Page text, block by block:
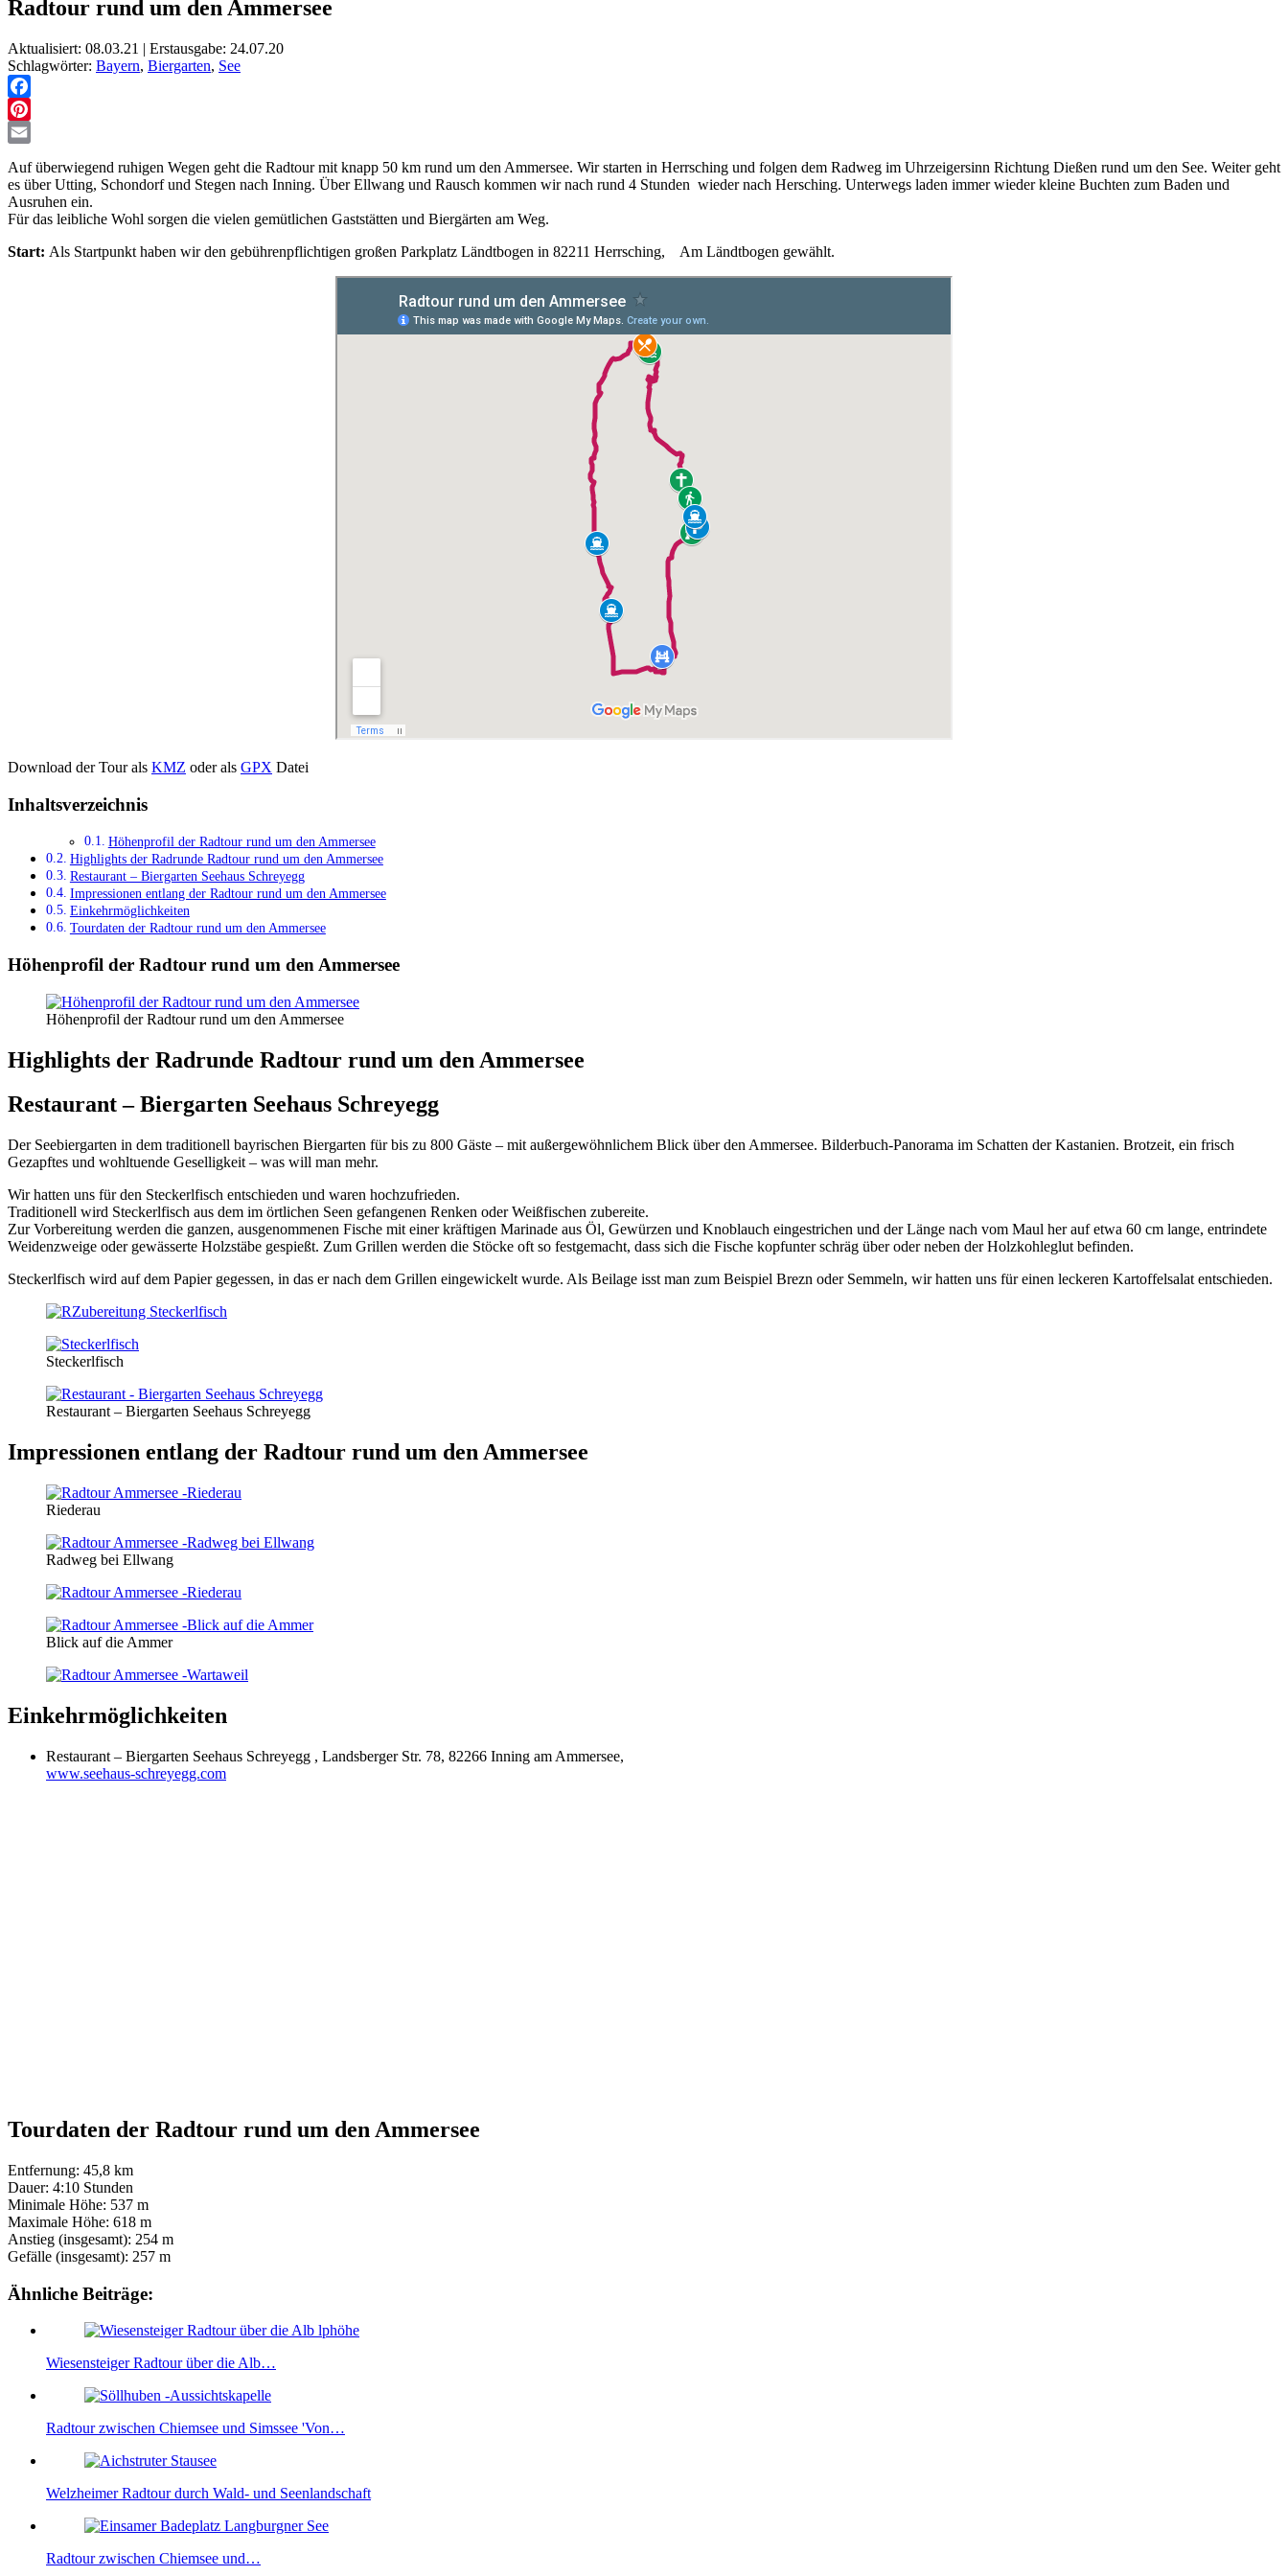
Radtour rund um den Ammersee
Aktualisiert: 08.03.21 | Erstausgabe: 24.07.20
Schlagwörter: Bayern, Biergarten, See
Facebook
Pinterest
Auf überwiegend ruhigen Wegen geht die Radtour mit knapp 50 km rund um den Ammersee. Wir starten in Herrsching und folgen dem Radweg im Uhrzeigersinn Richtung Dießen rund um den See. Weiter geht
es über Utting, Schondorf und Stegen nach Inning. Über Ellwang und Rausch kommen wir nach rund 4 Stunden wieder nach Hersching. Unterwegs laden immer wieder kleine Buchten zum Baden und
Ausruhen ein.
Für das leibliche Wohl sorgen die vielen gemütlichen Gaststätten und Biergärten am Weg.
Start: Als Startpunkt haben wir den gebührenpflichtigen großen Parkplatz Ländtbogen in 82211 Herrsching, Am Ländtbogen gewählt.
Download der Tour als KMZ oder als GPX Datei
Inhaltsverzeichnis
Höhenprofil der Radtour rund um den Ammersee
Highlights der Radrunde Radtour rund um den Ammersee
Restaurant – Biergarten Seehaus Schreyegg
Impressionen entlang der Radtour rund um den Ammersee
Einkehrmöglichkeiten
Tourdaten der Radtour rund um den Ammersee
Höhenprofil der Radtour rund um den Ammersee
Höhenprofil der Radtour rund um den Ammersee
Highlights der Radrunde Radtour rund um den Ammersee
Restaurant – Biergarten Seehaus Schreyegg
Der Seebiergarten in dem traditionell bayrischen Biergarten für bis zu 800 Gäste – mit außergewöhnlichem Blick über den Ammersee. Bilderbuch-Panorama im Schatten der Kastanien. Brotzeit, ein frisch
Gezapftes und wohltuende Geselligkeit – was will man mehr.
Wir hatten uns für den Steckerlfisch entschieden und waren hochzufrieden.
Traditionell wird Steckerlfisch aus dem im örtlichen Seen gefangenen Renken oder Weißfischen zubereite.
Zur Vorbereitung werden die ganzen, ausgenommenen Fische mit einer kräftigen Marinade aus Öl, Gewürzen und Knoblauch eingestrichen und der Länge nach vom Maul her auf etwa 60 cm lange, entrindete
Weidenzweige oder gewässerte Holzstäbe gespießt. Zum Grillen werden die Stöcke oft so festgemacht, dass sich die Fische kopfunter schräg über oder neben der Holzkohleglut befinden.
Steckerlfisch wird auf dem Papier gegessen, in das er nach dem Grillen eingewickelt wurde. Als Beilage isst man zum Beispiel Brezn oder Semmeln, wir hatten uns für einen leckeren Kartoffelsalat entschieden.
Steckerlfisch
Restaurant – Biergarten Seehaus Schreyegg
Impressionen entlang der Radtour rund um den Ammersee
Riederau
Radweg bei Ellwang
Blick auf die Ammer
Einkehrmöglichkeiten
Restaurant – Biergarten Seehaus Schreyegg , Landsberger Str. 78, 82266 Inning am Ammersee,
www.seehaus-schreyegg.com
Tourdaten der Radtour rund um den Ammersee
Entfernung: 45,8 km
Dauer: 4:10 Stunden
Minimale Höhe: 537 m
Maximale Höhe: 618 m
Anstieg (insgesamt): 254 m
Gefälle (insgesamt): 257 m
Ähnliche Beiträge:
Wiesensteiger Radtour über die Alb…
Radtour zwischen Chiemsee und Simssee 'Von…
Welzheimer Radtour durch Wald- und Seenlandschaft
Radtour zwischen Chiemsee und…